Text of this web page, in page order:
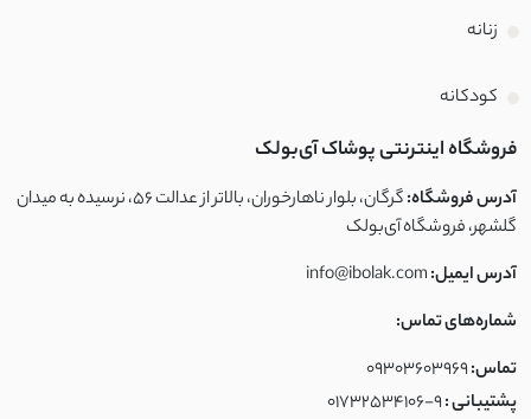
کتان لینن
بافت
نخ و پنبه ضخیم
زنانه
کودکانه
فروشگاه اینترنتی پوشاک آی‌بولک
آدرس فروشگاه:
گرگان، بلوار ناهارخوران، بالاتر از عدالت ۵۶، نرسیده به میدان
گلشهر، فروشگاه آی‌بولک
آدرس ایمیل:info@ibolak.com
شماره‌های تماس:
تماس:09303603969
پشتیبانی :01732534106-9